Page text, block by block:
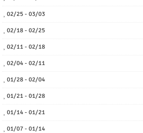
02/25 - 03/03
02/18 - 02/25
02/11 - 02/18
02/04 - 02/11
01/28 - 02/04
01/21 - 01/28
01/14 - 01/21
01/07 - 01/14